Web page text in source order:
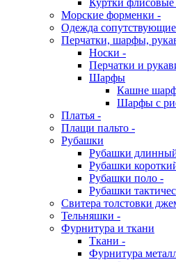
Куртки флисовые
Морские форменки -
Одежда
Перчатки, шарфы,
Носки -
Перчатки и
Шарфы
Кашне
Шарфы с
Платья -
Плащи пальто -
Рубашки
Рубашки
Рубашки
Рубашки поло -
Рубашки
Свитера толстовки
Тельняшки -
Фурнитура и ткани
Ткани -
Фурнитура